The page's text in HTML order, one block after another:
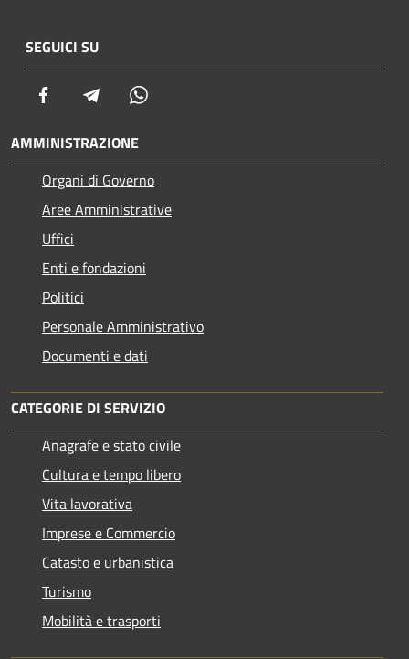
SEGUICI SU
Facebook Telegram
AMMINISTRAZIONE
Organi di Governo
Aree Amministrative
Uffici
Enti e fondazioni
Politici
Personale Amministrativo
Documenti e dati
CATEGORIE DI SERVIZIO
Anagrafe e stato civile
Cultura e tempo libero
Vita lavorativa
Imprese e Commercio
Catasto e urbanistica
Turismo
Mobilità e trasporti